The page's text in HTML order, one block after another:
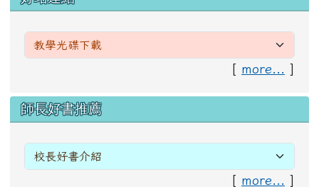
[ more... ]
右邊區域內容
師長好書推薦
[ more... ]